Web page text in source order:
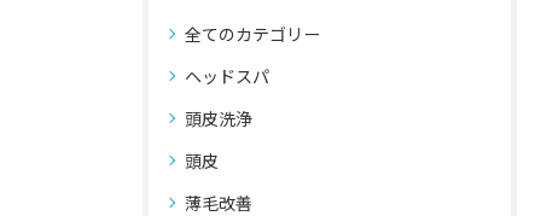
全てのカテゴリー
ヘッドスパ
頭皮洗浄
頭皮
薄毛改善